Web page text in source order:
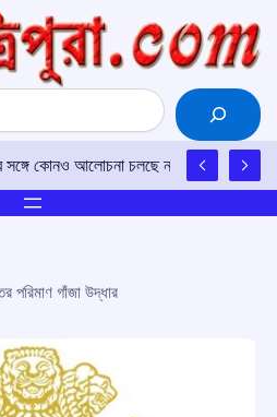
কোনও আলোচনা চলছে না’: ইরানের
পরিমাণ গাঁজা উদ্ধার